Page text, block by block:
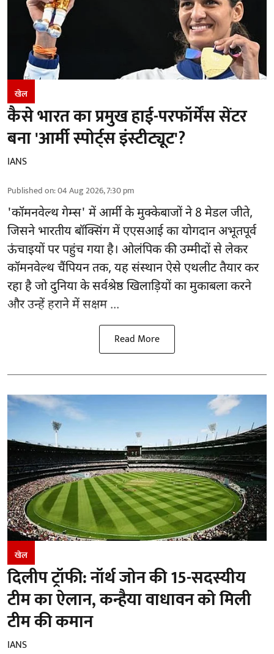
खेल
कैसे भारत का प्रमुख हाई-परफॉर्मेंस सेंटर
बना 'आर्मी स्पोर्ट्स इंस्टीट्यूट'?
IANS
Published on:04 Aug 2026, 7:30 pm
'कॉमनवेल्थ गेम्स' में आर्मी के मुक्केबाजों ने 8 मेडल जीते,
जिसने भारतीय बॉक्सिंग में एएसआई का योगदान अभूतपूर्व
ऊंचाइयों पर पहुंच गया है। ओलंपिक की उम्मीदों से लेकर
कॉमनवेल्थ चैंपियन तक, यह संस्थान ऐसे एथलीट तैयार कर
रहा है जो दुनिया के सर्वश्रेष्ठ खिलाड़ियों का मुकाबला करने
और उन्हें हराने में सक्षम ...
Read More
खेल
दिलीप ट्रॉफी: नॉर्थ जोन की 15-सदस्यीय
टीम का ऐलान, कन्हैया वाधावन को मिली
टीम की कमान
IANS